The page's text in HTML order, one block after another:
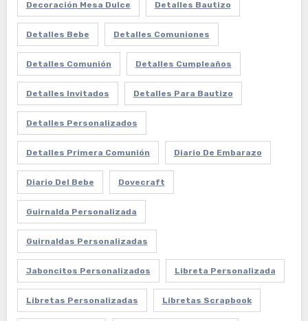
Decoración Mesa Dulce Detalles Bautizo
Detalles Bebe Detalles Comuniones
Detalles Comunión Detalles Cumpleaños
Detalles Invitados Detalles Para Bautizo
Detalles Personalizados
Detalles Primera Comunión Diario De Embarazo
Diario Del Bebe Dovecraft
Guirnalda Personalizada
Guirnaldas Personalizadas
Jaboncitos Personalizados Libreta Personalizada
Libretas Personalizadas Libretas Scrapbook